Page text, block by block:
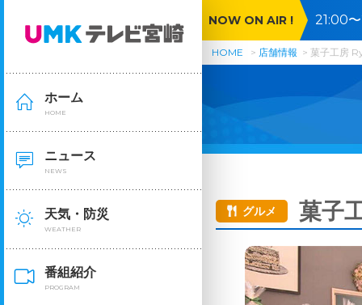
ホーム
HOME
ニュース
NEWS
天気・防災
WEATHER
番組紹介
PROGRAM
NOW ON AIR !
21:00
🈕🈓
HOME 店舗情報 菓子工房
グルメ 菓子